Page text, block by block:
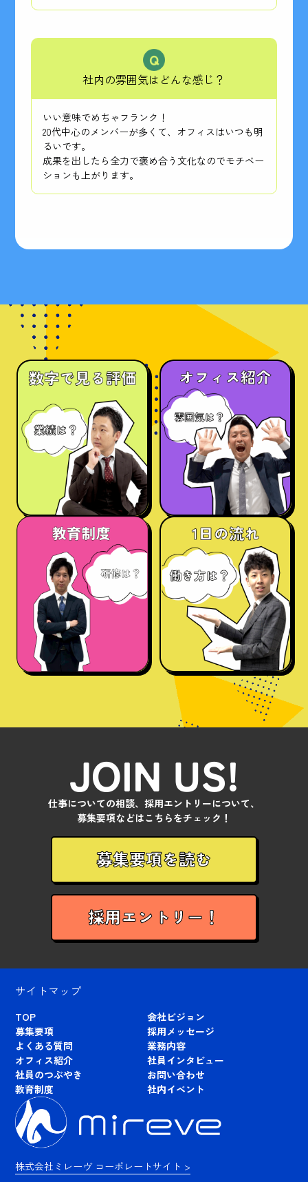
社内の雰囲気はどんな感じ？
いい意味でめちゃフランク！
20代中心のメンバーが多くて、オフィスはいつも明
るいです。
成果を出したら全力で褒め合う文化なのでモチベー
ションも上がります。
JOIN US!
仕事についての相談、採用エントリーについて、
募集要項などはこちらをチェック！
募集要項を読む
採用エントリー！
株式会社ミレーヴ コーポレートサイト >
サイトマップ
TOP
会社ビジョン
募集要項
採用メッセージ
よくある質問
業務内容
オフィス紹介
社員インタビュー
社員のつぶやき
お問い合わせ
教育制度
社内イベント